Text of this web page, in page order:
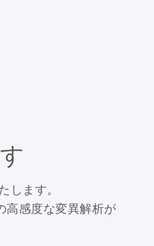
します。
高感度な変異解析が